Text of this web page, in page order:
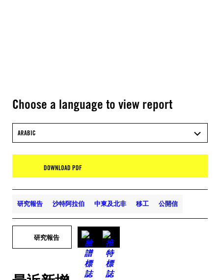
Choose a language to view report
ARABIC
DOWNLOAD PDF
研究報告 沙特阿拉伯 中東及北非 移工 公開信
研究報告